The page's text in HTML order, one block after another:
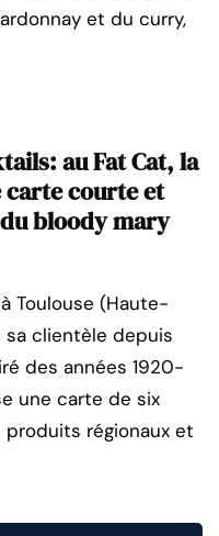
et du curry,
au Fat Cat, la
courte et
bloody mary
Toulouse (Haute-
sa clientèle depuis
des années 1920-
une carte de six
régionaux et